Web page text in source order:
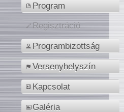
Program
Regisztráció
Programbizottság
Versenyhelyszín
Kapcsolat
Galéria